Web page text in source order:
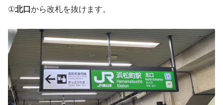
①北口から改札を抜けます。